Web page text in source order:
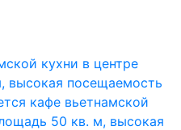
кафе вьетнамской
50 кв. м, высокая